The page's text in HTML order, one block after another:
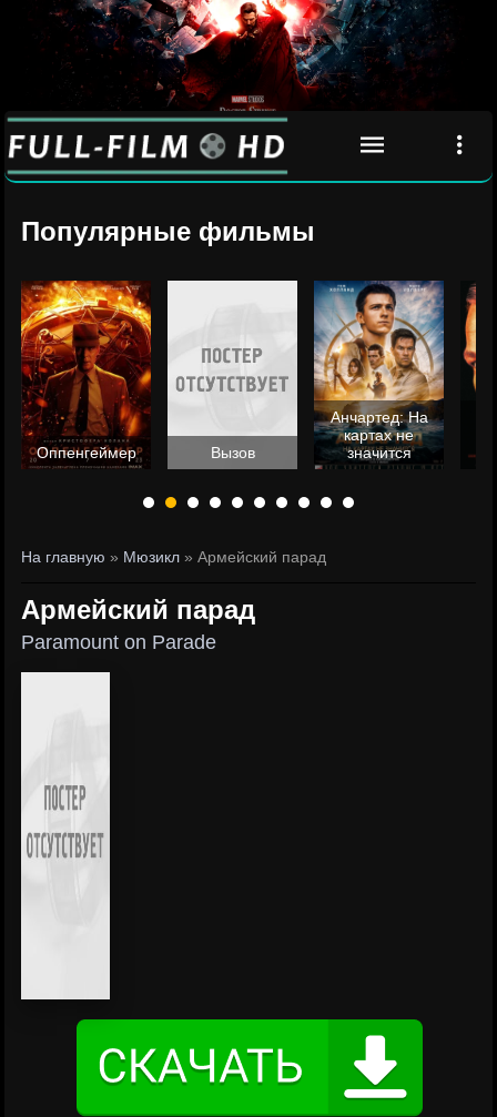
Популярные фильмы
Оппенгеймер Вызов
Анчартед: На
картах не
значится
На главную » Мюзикл » Армейский парад
Армейский парад
Paramount on Parade